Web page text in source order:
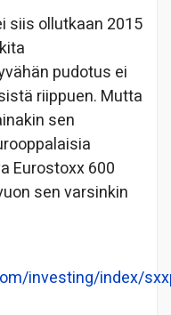
siis ollutkaan 2015
pudotus ei
riippuen. Mutta
sen
Eurostoxx 600
sen varsinkin
investing/index/